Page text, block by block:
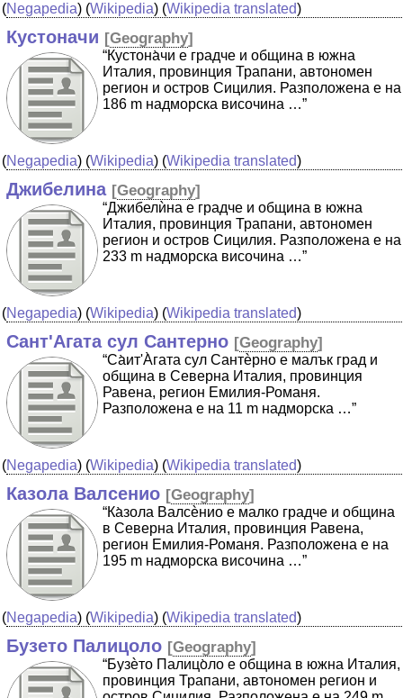
(Negapedia) (Wikipedia) (Wikipedia translated)
Кустоначи [Geography]
“Кустона̀чи е градче и община в южна
Италия, провинция Трапани, автономен
регион и остров Сицилия. Разположена е на
186 m надморска височина …”
(Negapedia) (Wikipedia) (Wikipedia translated)
Джибелина [Geography]
“Джибелѝна е градче и община в южна
Италия, провинция Трапани, автономен
регион и остров Сицилия. Разположена е на
233 m надморска височина …”
(Negapedia) (Wikipedia) (Wikipedia translated)
Сант'Агата сул Сантерно [Geography]
“Cа̀ит'А̀гата сул Сантѐрно е малък град и
община в Северна Италия, провинция
Равена, регион Емилия-Романя.
Разположена е на 11 m надморска …”
(Negapedia) (Wikipedia) (Wikipedia translated)
Казола Валсенио [Geography]
“Ка̀зола Валсѐнио е малко градче и община
в Северна Италия, провинция Равена,
регион Емилия-Романя. Разположена е на
195 m надморска височина …”
(Negapedia) (Wikipedia) (Wikipedia translated)
Бузето Палицоло [Geography]
“Бузѐто Палицо̀ло е община в южна Италия,
провинция Трапани, автономен регион и